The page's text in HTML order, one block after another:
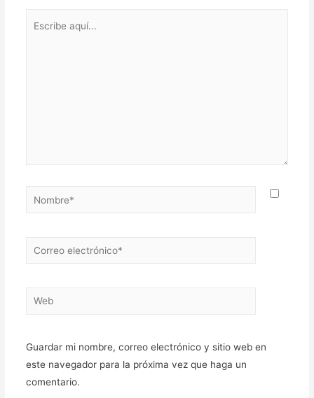
Nombre*
Correo
Web
Guardar mi nombre, correo electrónico y sitio web en
este navegador para la próxima vez que haga un
comentario.